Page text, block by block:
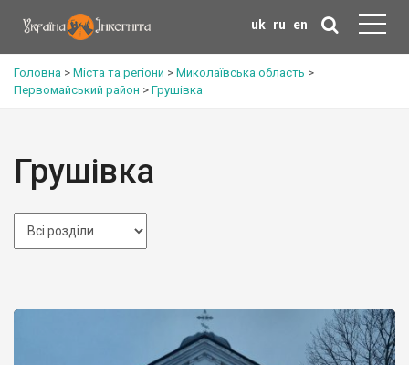
uk ru en
Головна > Міста та регіони > Миколаївська область >
Первомайський район > Грушівка
Грушівка